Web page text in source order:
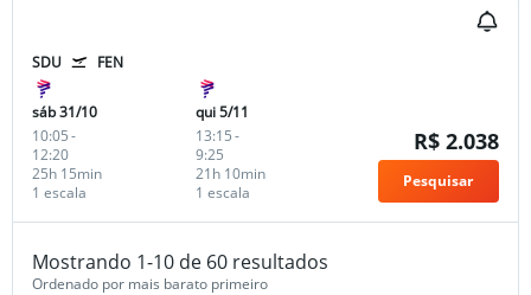
SDU FEN
sáb 31/10
10:05-
12:20
1 escala
25h 15min
qui 5/11
13:15-
9:25
1 escala
21h 10min
R$ 2.038
Pesquisar
Mostrando 1-10 de 60 resultados
Ordenado por mais barato primeiro